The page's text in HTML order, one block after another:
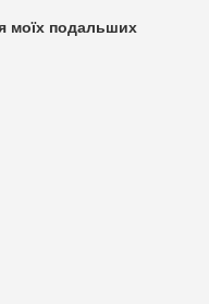
моїх подальших